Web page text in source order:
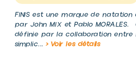
FINIS est une marque de
par John MIX et Pablo
définie par la collaboration entre
simplic... > Voir les détails